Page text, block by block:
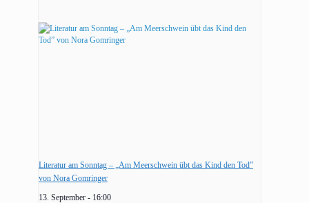
Literatur am Sonntag – „Am Meerschwein übt das Kind den Tod”
von Nora Gomringer
13. September - 16:00